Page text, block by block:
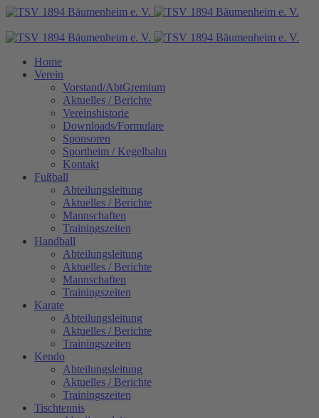
Home
Verein
Vorstand/AbtGremium
Aktuelles / Berichte
Vereinshistorie
Downloads/Formulare
Sponsoren
Sportheim / Kegelbahn
Kontakt
Fußball
Abteilungsleitung
Aktuelles / Berichte
Mannschaften
Trainingszeiten
Handball
Abteilungsleitung
Aktuelles / Berichte
Mannschaften
Trainingszeiten
Karate
Abteilungsleitung
Aktuelles / Berichte
Trainingszeiten
Kendo
Abteilungsleitung
Aktuelles / Berichte
Trainingszeiten
Tischtennis